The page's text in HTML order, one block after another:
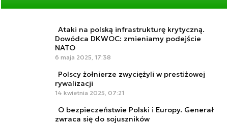
Ataki na polską infrastrukturę krytyczną.
Dowódca DKWOC: zmieniamy podejście
NATO
6 maja 2025, 17:38
Polscy żołnierze zwyciężyli w prestiżowej
rywalizacji
14 kwietnia 2025, 07:21
O bezpieczeństwie Polski i Europy. Generał
zwraca się do sojuszników